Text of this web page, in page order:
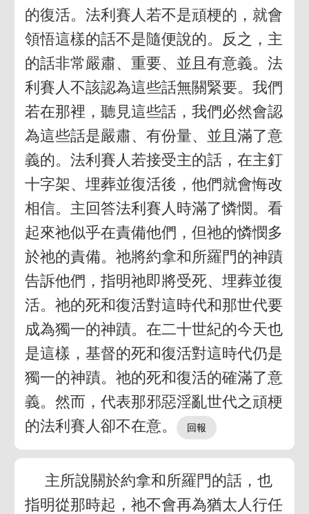
的復活。法利賽人若不是頑梗的，就會
領悟這樣的話不是隨便說的。反之，主
的話非常嚴肅、重要、並且有意義。法
利賽人不該認為這些話無關緊要。我們
若在那裡，聽見這些話，我們必然會認
為這些話是嚴肅、有份量、並且滿了意
義的。法利賽人若接受主的話，在主釘
十字架、埋葬並復活後，他們就會悔改
相信。主回答法利賽人時滿了憐憫。看
起來祂似乎在責備他們，但祂的憐憫多
於祂的責備。祂將約拿和所羅門的神蹟
告訴他們，指明祂即將受死、埋葬並復
活。祂的死和復活對這時代和那世代要
成為獨一的神蹟。在二十世紀的今天也
是這樣，基督的死和復活對這時代仍是
獨一的神蹟。祂的死和復活的確滿了意
義。然而，代表那邪惡淫亂世代之頑梗
的法利賽人卻不在意。
主所說關於約拿和所羅門的話，也
指明從那時起，祂不會再為猶太人行任